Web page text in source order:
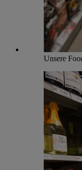
Unsere